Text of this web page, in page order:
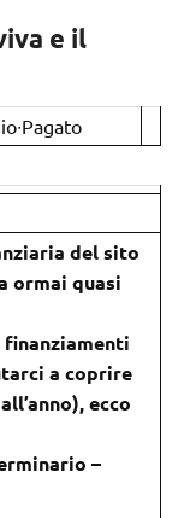
e il
del sito
ormai quasi
a coprire
ecco
–